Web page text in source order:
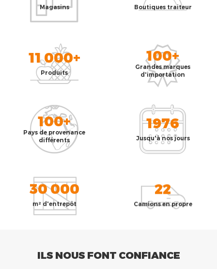
Magasins Boutiques traiteur
11 000+
Produits
100+
Grandes marques
d'importation
100+
Pays de provenance
différents
1976
Jusqu'à nos jours
30 000
m² d'entrepôt
22
Camions en propre
ILS NOUS FONT CONFIANCE